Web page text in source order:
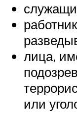
лица,
или